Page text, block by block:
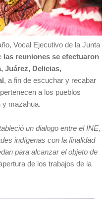
Vocal Ejecutivo de la Junta
las reuniones se efectuaron
Juárez, Delicias,
, a fin de escuchar y recabar
a los pueblos
y mazahua.
un dialogo entre el INE,
indígenas con la finalidad
para alcanzar el objeto de
de los trabajos de la